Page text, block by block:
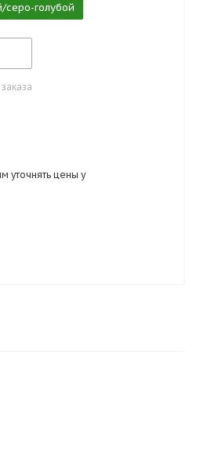
голубой
уточнять цены у